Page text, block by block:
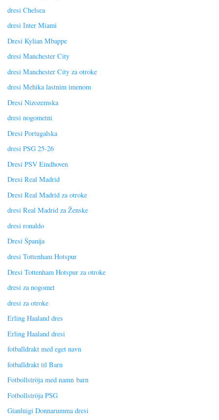
dresi Chelsea
dresi Inter Miami
Dresi Kylian Mbappe
dresi Manchester City
dresi Manchester City za otroke
dresi Mehika lastnim imenom
Dresi Nizozemska
dresi nogometni
Dresi Portugalska
dresi PSG 25-26
Dresi PSV Eindhoven
Dresi Real Madrid
Dresi Real Madrid za otroke
dresi Real Madrid za Ženske
dresi ronaldo
Dresi Španija
dresi Tottenham Hotspur
Dresi Tottenham Hotspur za otroke
dresi za nogomet
dresi za otroke
Erling Haaland dres
Erling Haaland dresi
fotballdrakt med eget navn
fotballdrakt til Barn
Fotbollströja med namn barn
Fotbollströja PSG
Gianluigi Donnarumma dresi